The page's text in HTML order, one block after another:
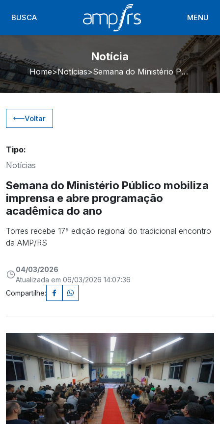
BUSCA MENU
Notícia
Home Notícias Semana do Ministério Público mobiliza imprensa e abre programação acadêmica do ano
Voltar
Tipo:
Notícias
Semana do Ministério Público mobiliza
imprensa e abre programação
acadêmica do ano
Torres recebe 17ª edição regional do tradicional encontro
da AMP/RS
04/03/2026
Atualizada em 06/03/2026 14:07:36
Compartilhe: